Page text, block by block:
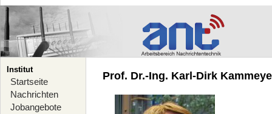
Institut
Startseite
Nachrichten
Jobangebote
Prof. Dr.-Ing. Karl-Dirk